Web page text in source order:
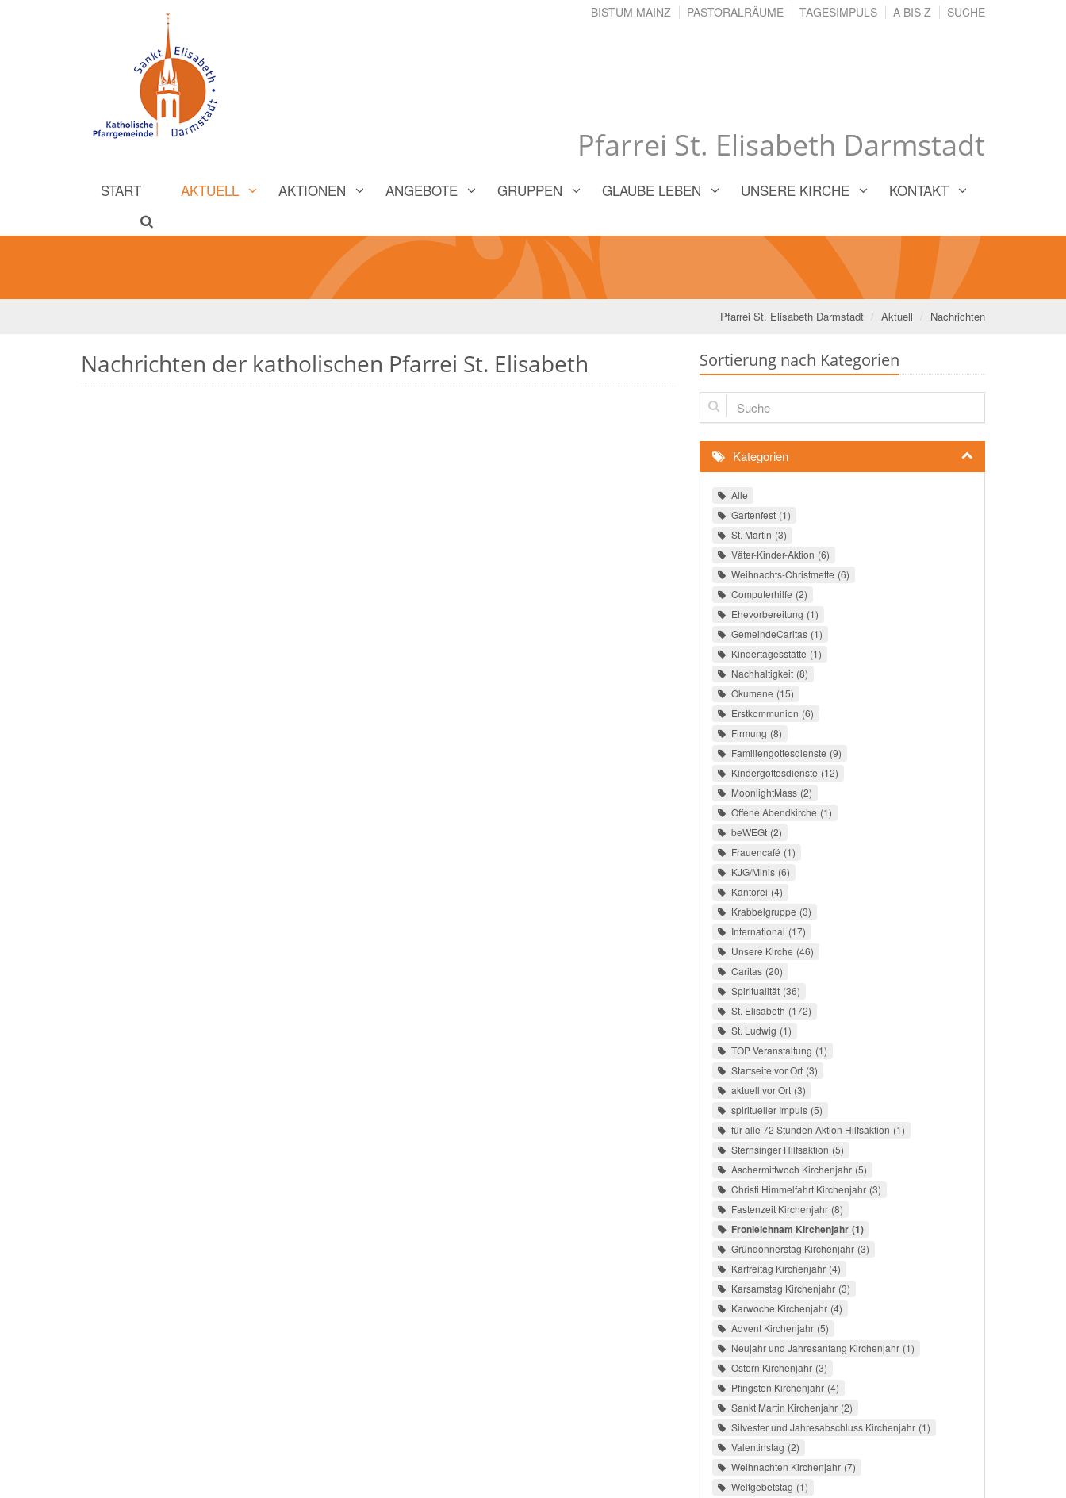
Pfarrei St. Elisabeth Darmstadt
BISTUM MAINZ PASTORALRÄUME TAGESIMPULS A BIS Z SUCHE
START AKTUELL AKTIONEN ANGEBOTE GRUPPEN GLAUBE LEBEN UNSERE KIRCHE KONTAKT
Pfarrei St. Elisabeth Darmstadt Aktuell Nachrichten
Nachrichten der katholischen Pfarrei St. Elisabeth Sortierung nach Kategorien
Suche
Kategorien
Alle
Gartenfest 1
St. Martin 3
Väter-Kinder-Aktion 6
Weihnachts-Christmette 6
Computerhilfe 2
Ehevorbereitung 1
GemeindeCaritas 1
Kindertagesstätte 1
Nachhaltigkeit 8
Ökumene 15
Erstkommunion 6
Firmung 8
Familiengottesdienste 9
Kindergottesdienste 12
MoonlightMass 2
Offene Abendkirche 1
beWEGt 2
Frauencafé 1
KJG/Minis 6
Kantorei 4
Krabbelgruppe 3
International 17
Unsere Kirche 46
Caritas 20
Spiritualität 36
St. Elisabeth 172
St. Ludwig 1
TOP Veranstaltung 1
Startseite vor Ort 3
aktuell vor Ort 3
spiritueller Impuls 5
für alle 72 Stunden Aktion Hilfsaktion 1
Sternsinger Hilfsaktion 5
Aschermittwoch Kirchenjahr 5
Christi Himmelfahrt Kirchenjahr 3
Fastenzeit Kirchenjahr 8
Fronleichnam Kirchenjahr 1
Gründonnerstag Kirchenjahr 3
Karfreitag Kirchenjahr 4
Karsamstag Kirchenjahr 3
Karwoche Kirchenjahr 4
Advent Kirchenjahr 5
Neujahr und Jahresanfang Kirchenjahr 1
Ostern Kirchenjahr 3
Pfingsten Kirchenjahr 4
Sankt Martin Kirchenjahr 2
Silvester und Jahresabschluss Kirchenjahr 1
Valentinstag 2
Weihnachten Kirchenjahr 7
Weltgebetstag 1